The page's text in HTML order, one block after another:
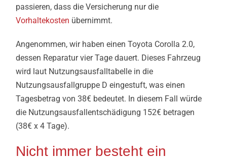
passieren, dass die Versicherung nur die
Vorhaltekosten übernimmt.
Angenommen, wir haben einen Toyota Corolla 2.0,
dessen Reparatur vier Tage dauert. Dieses Fahrzeug
wird laut Nutzungsausfalltabelle in die
Nutzungsausfallgruppe D eingestuft, was einen
Tagesbetrag von 38€ bedeutet. In diesem Fall würde
die Nutzungsausfallentschädigung 152€ betragen
(38€ x 4 Tage).
Nicht immer besteht ein